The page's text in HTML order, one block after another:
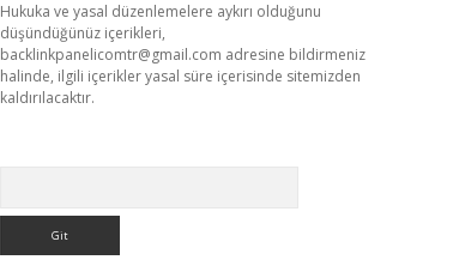
Hukuka ve yasal düzenlemelere aykırı olduğunu
düşündüğünüz içerikleri,
backlinkpanelicomtr@gmail.com adresine bildirmeniz
halinde, ilgili içerikler yasal süre içerisinde sitemizden
kaldırılacaktır.